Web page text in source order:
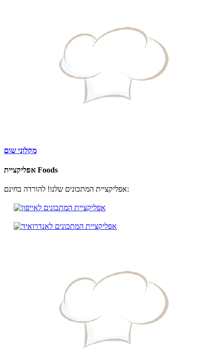
מקלוני שום
אפליקציית Foods
אפליקציית המתכונים שלנו! להורדה בחינם: